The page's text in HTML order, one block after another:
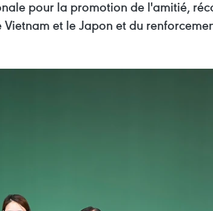
pour la promotion de l'amitié,
et le Japon et du